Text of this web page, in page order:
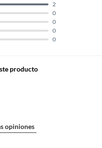
0
0
0
0
2
producto
opiniones